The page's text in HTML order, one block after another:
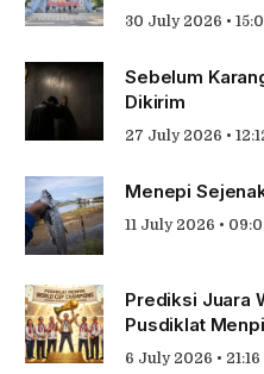
30 July 2026 •
Sebelum
Dikirim
27 July 2026 •
Menepi
11 July 2026 •
Prediksi Juara
Pusdiklat
6 July 2026 •